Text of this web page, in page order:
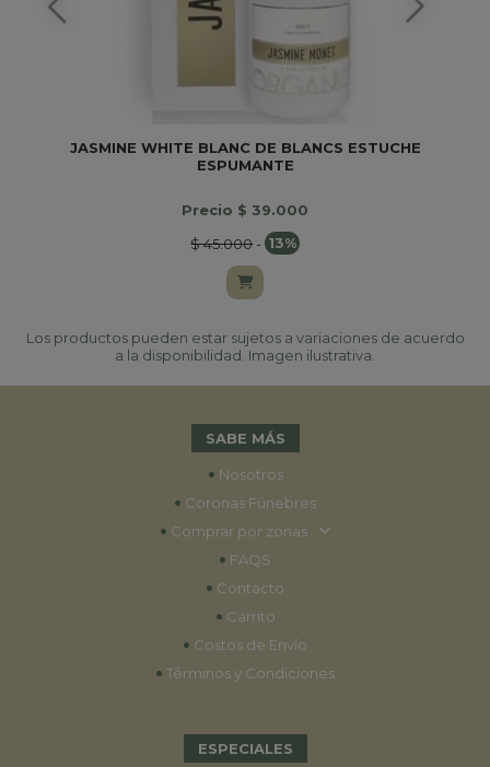
JASMINE WHITE BLANC DE BLANCS ESTUCHE
ESPUMANTE
Precio $ 39.000
$ 45.000- 13%
Los productos pueden estar sujetos a variaciones de acuerdo
a la disponibilidad. Imagen ilustrativa.
SABE MÁS
• Nosotros
• Coronas Fúnebres
• Comprar por zonas
• FAQS
• Contacto
• Carrito
• Costos de Envío
• Términos y Condiciones
ESPECIALES